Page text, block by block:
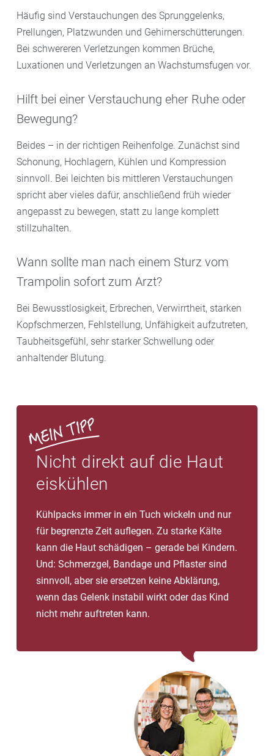
Häufig sind Verstauchungen des Sprunggelenks,
Prellungen, Platzwunden und Gehirnerschütterungen.
Bei schwereren Verletzungen kommen Brüche,
Luxationen und Verletzungen an Wachstumsfugen vor.
Hilft bei einer Verstauchung eher Ruhe oder
Bewegung?
Beides – in der richtigen Reihenfolge. Zunächst sind
Schonung, Hochlagern, Kühlen und Kompression
sinnvoll. Bei leichten bis mittleren Verstauchungen
spricht aber vieles dafür, anschließend früh wieder
angepasst zu bewegen, statt zu lange komplett
stillzuhalten.
Wann sollte man nach einem Sturz vom
Trampolin sofort zum Arzt?
Bei Bewusstlosigkeit, Erbrechen, Verwirrtheit, starken
Kopfschmerzen, Fehlstellung, Unfähigkeit aufzutreten,
Taubheitsgefühl, sehr starker Schwellung oder
anhaltender Blutung.
Nicht direkt auf die Haut
eiskühlen
Kühlpacks immer in ein Tuch wickeln und nur
für begrenzte Zeit auflegen. Zu starke Kälte
kann die Haut schädigen – gerade bei Kindern.
Und: Schmerzgel, Bandage und Pflaster sind
sinnvoll, aber sie ersetzen keine Abklärung,
wenn das Gelenk instabil wirkt oder das Kind
nicht mehr auftreten kann.